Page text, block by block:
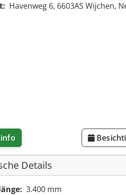
Havenweg 6, 6603AS Wijchen,
Details
3.400 mm